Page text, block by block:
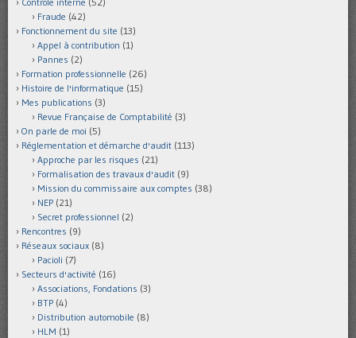
Fraude (42)
Fonctionnement du site (13)
Appel à contribution (1)
Pannes (2)
Formation professionnelle (26)
Histoire de l'informatique (15)
Mes publications (3)
Revue Française de Comptabilité (3)
On parle de moi (5)
Réglementation et démarche d'audit (113)
Approche par les risques (21)
Formalisation des travaux d'audit (9)
Mission du commissaire aux comptes (38)
NEP (21)
Secret professionnel (2)
Rencontres (9)
Réseaux sociaux (8)
Pacioli (7)
Secteurs d'activité (16)
Associations, Fondations (3)
BTP (4)
Distribution automobile (8)
HLM (1)